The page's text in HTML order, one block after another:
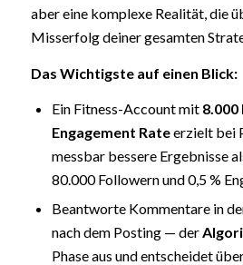
aber eine komplexe Realität, die
Misserfolg deiner gesamten
Das Wichtigste auf einen Blick:
Ein Fitness-Account mit 8.000
Engagement Rateerzielt bei
messbar bessere Ergebnisse
80.000 Followern und 0,5 %
Beantworte Kommentare in
nach dem Posting — der
Phase aus und entscheidet